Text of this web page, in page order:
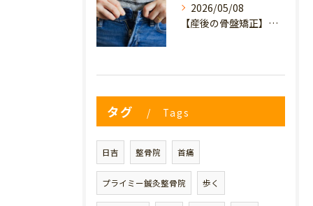
2026/05/08
【産後の骨盤矯正】妊娠前のデニムが履けない…
タグ Tags
日吉 整骨院 首痛
プライミー鍼灸整骨院 歩く